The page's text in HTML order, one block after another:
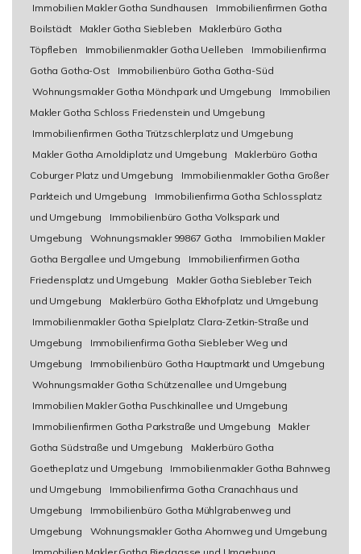
Immobilien Makler Gotha Sundhausen
Immobilienfirmen Gotha
Boilstädt
Makler Gotha Siebleben
Maklerbüro Gotha
Töpfleben
Immobilienmakler Gotha Uelleben
Immobilienfirma
Gotha Gotha-Ost
Immobilienbüro Gotha Gotha-Süd
Wohnungsmakler Gotha Mönchpark und Umgebung
Immobilien
Makler Gotha Schloss Friedenstein und Umgebung
Immobilienfirmen Gotha Trützschlerplatz und Umgebung
Makler Gotha Arnoldiplatz und Umgebung
Maklerbüro Gotha
Coburger Platz und Umgebung
Immobilienmakler Gotha Großer
Parkteich und Umgebung
Immobilienfirma Gotha Schlossplatz
und Umgebung
Immobilienbüro Gotha Volkspark und
Umgebung
Wohnungsmakler 99867 Gotha
Immobilien Makler
Gotha Bergallee und Umgebung
Immobilienfirmen Gotha
Friedensplatz und Umgebung
Makler Gotha Siebleber Teich
und Umgebung
Maklerbüro Gotha Ekhofplatz und Umgebung
Immobilienmakler Gotha Spielplatz Clara-Zetkin-Straße und
Umgebung
Immobilienfirma Gotha Siebleber Weg und
Umgebung
Immobilienbüro Gotha Hauptmarkt und Umgebung
Wohnungsmakler Gotha Schützenallee und Umgebung
Immobilien Makler Gotha Puschkinallee und Umgebung
Immobilienfirmen Gotha Parkstraße und Umgebung
Makler
Gotha Südstraße und Umgebung
Maklerbüro Gotha
Goetheplatz und Umgebung
Immobilienmakler Gotha Bahnweg
und Umgebung
Immobilienfirma Gotha Cranachhaus und
Umgebung
Immobilienbüro Gotha Mühlgrabenweg und
Umgebung
Wohnungsmakler Gotha Ahornweg und Umgebung